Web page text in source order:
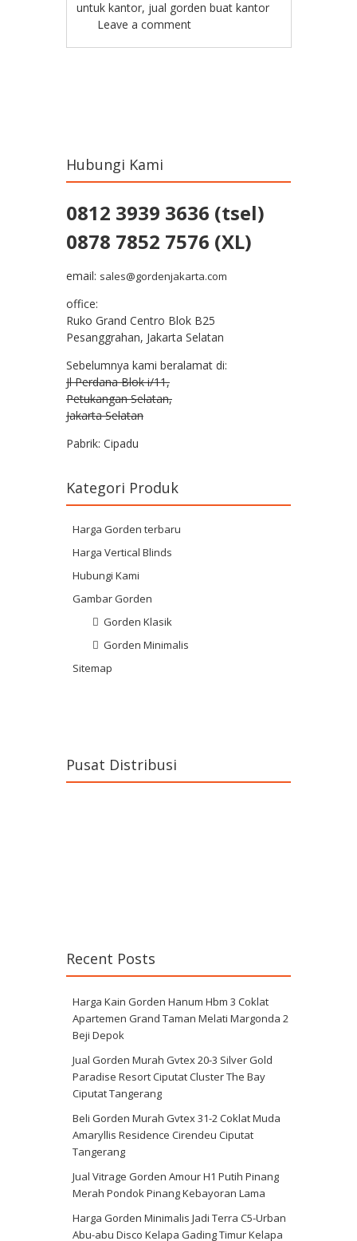
untuk kantor, jual gorden buat kantor
Leave a comment
Hubungi Kami
0812 3939 3636 (tsel)
0878 7852 7576 (XL)
email: sales@gordenjakarta.com
office:
Ruko Grand Centro Blok B25
Pesanggrahan, Jakarta Selatan
Sebelumnya kami beralamat di:
Jl Perdana Blok i/11,
Petukangan Selatan,
Jakarta Selatan
Pabrik: Cipadu
Kategori Produk
Harga Gorden terbaru
Harga Vertical Blinds
Hubungi Kami
Gambar Gorden
Gorden Klasik
Gorden Minimalis
Sitemap
Pusat Distribusi
Recent Posts
Harga Kain Gorden Hanum Hbm 3 Coklat
Apartemen Grand Taman Melati Margonda 2
Beji Depok
Jual Gorden Murah Gvtex 20-3 Silver Gold
Paradise Resort Ciputat Cluster The Bay
Ciputat Tangerang
Beli Gorden Murah Gvtex 31-2 Coklat Muda
Amaryllis Residence Cirendeu Ciputat
Tangerang
Jual Vitrage Gorden Amour H1 Putih Pinang
Merah Pondok Pinang Kebayoran Lama
Harga Gorden Minimalis Jadi Terra C5-Urban
Abu-abu Disco Kelapa Gading Timur Kelapa